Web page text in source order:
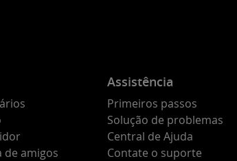
amigos
Assistência
Primeiros passos
Solução de problemas
Central de Ajuda
Contate o suporte